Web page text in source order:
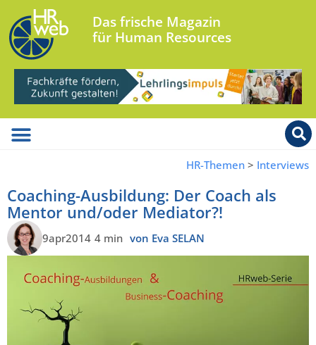
Das frische Magazin
für Human Resources
HR-Themen > Interviews
Coaching-Ausbildung: Der Coach als
Mentor und/oder Mediator?!
9apr2014 4 min von Eva SELAN